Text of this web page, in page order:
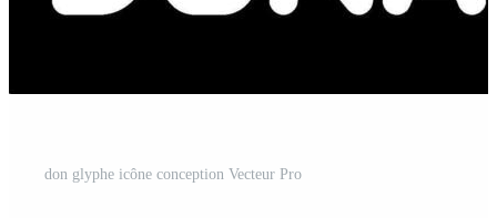
don glyphe icône conception Vecteur Pro